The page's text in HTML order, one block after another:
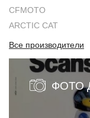
CFMOTO
ARCTIC CAT
Все производители
ФОТО